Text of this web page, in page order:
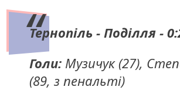
Тернопіль - Поділля -
Голи: Музичук (27),
(89, з пенальті)